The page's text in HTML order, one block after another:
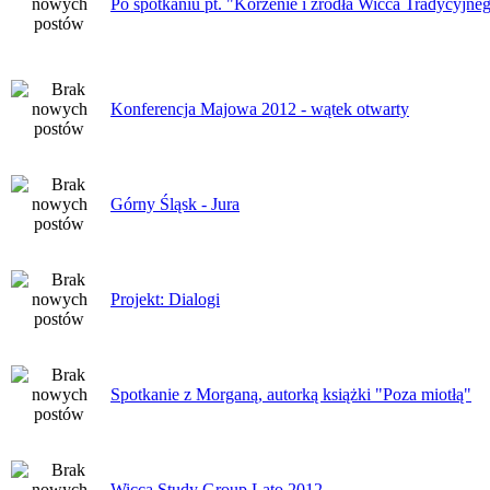
Konferencja Majowa 2012 - wątek otwarty
Górny Śląsk - Jura
Projekt: Dialogi
Spotkanie z Morganą, autorką książki "Poza miotłą"